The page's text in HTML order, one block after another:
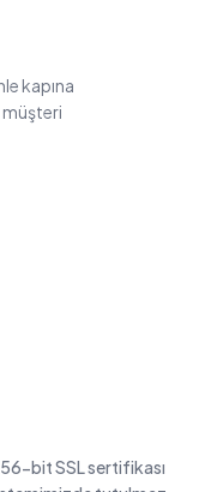
kapına
bit SSL sertifikası